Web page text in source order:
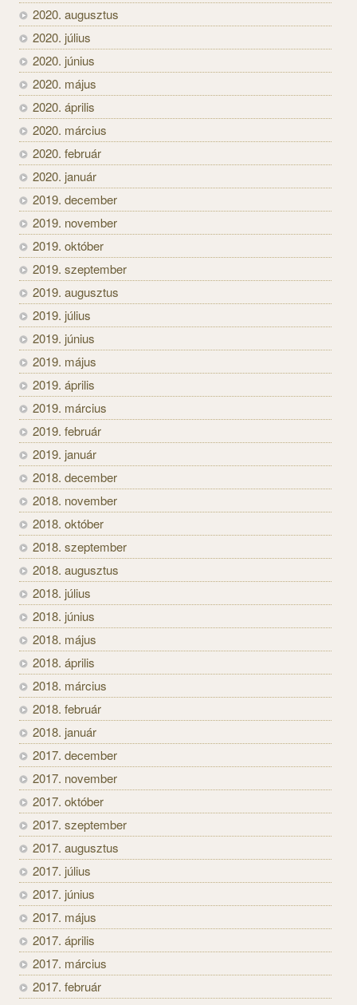
2020. augusztus
2020. július
2020. június
2020. május
2020. április
2020. március
2020. február
2020. január
2019. december
2019. november
2019. október
2019. szeptember
2019. augusztus
2019. július
2019. június
2019. május
2019. április
2019. március
2019. február
2019. január
2018. december
2018. november
2018. október
2018. szeptember
2018. augusztus
2018. július
2018. június
2018. május
2018. április
2018. március
2018. február
2018. január
2017. december
2017. november
2017. október
2017. szeptember
2017. augusztus
2017. július
2017. június
2017. május
2017. április
2017. március
2017. február